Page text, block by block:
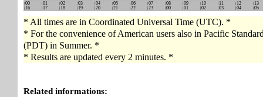
00 01 02 03 04 05 06 07 08 09 10 11 12
13
16
17 18 19 20 21 22 23 00 01 02 03 04 05
* All times are in Coordinated Universal Time (UTC). *
* For the convenience of American users also in Pacific
(PDT) in Summer. *
* Results are updated every 2 minutes. *
Related informations: